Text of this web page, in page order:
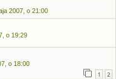
2007, o 21:00
o 19:29
o 18:00
1 2